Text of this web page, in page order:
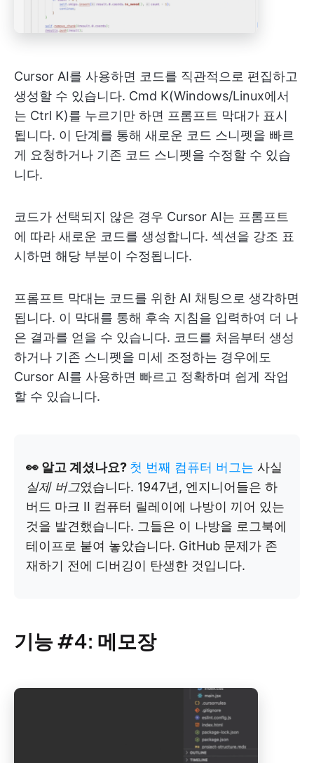
Cursor AI를 사용하면 코드를 직관적으로 편집하고
생성할 수 있습니다. Cmd K(Windows/Linux에서
는 Ctrl K)를 누르기만 하면 프롬프트 막대가 표시
됩니다. 이 단계를 통해 새로운 코드 스니펫을 빠르
게 요청하거나 기존 코드 스니펫을 수정할 수 있습
니다.
코드가 선택되지 않은 경우 Cursor AI는 프롬프트
에 따라 새로운 코드를 생성합니다. 섹션을 강조 표
시하면 해당 부분이 수정됩니다.
프롬프트 막대는 코드를 위한 AI 채팅으로 생각하면
됩니다. 이 막대를 통해 후속 지침을 입력하여 더 나
은 결과를 얻을 수 있습니다. 코드를 처음부터 생성
하거나 기존 스니펫을 미세 조정하는 경우에도
Cursor AI를 사용하면 빠르고 정확하며 쉽게 작업
할 수 있습니다.
👀 알고 계셨나요? 첫 번째 컴퓨터 버그는 사실
실제 버그였습니다. 1947년, 엔지니어들은 하
버드 마크 II 컴퓨터 릴레이에 나방이 끼어 있는
것을 발견했습니다. 그들은 이 나방을 로그북에
테이프로 붙여 놓았습니다. GitHub 문제가 존
재하기 전에 디버깅이 탄생한 것입니다.
기능 #4: 메모장